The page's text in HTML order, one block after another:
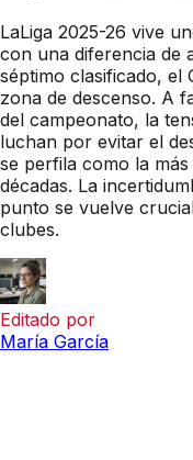
LaLiga 2025-26 vive
con una diferencia de
séptimo clasificado, el
zona de descenso. A
del campeonato, la
luchan por evitar el
se perfila como la
décadas. La
punto se vuelve
clubes.
Editado por
María García